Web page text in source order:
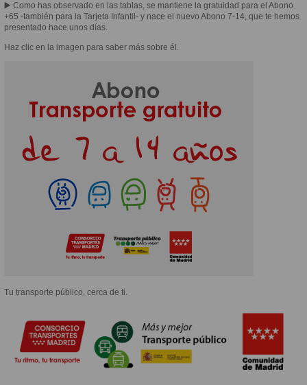
▶️ Como has observado en las tablas, se mantiene la gratuidad para el Abono
+65 -también para la Tarjeta Infantil- y nace el nuevo Abono 7-14, que te hemos
presentado hace unos días.
Haz clic en la imagen para saber más sobre él.
Tu transporte público, cerca de ti.